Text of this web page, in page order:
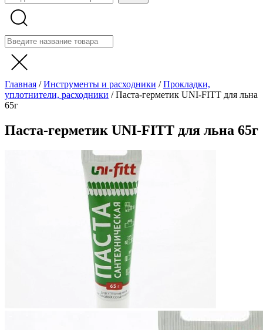
Главная /Инструменты и расходники /Прокладки,
уплотнители, расходники /Паста-герметик UNI-FITT для льна
65г
Паста-герметик UNI-FITT для льна 65г